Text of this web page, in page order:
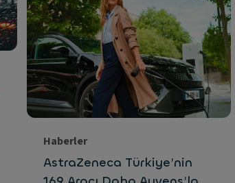
Haberler
AstraZeneca Türkiye’nin